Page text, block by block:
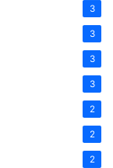
3
3
3
3
2
2
2